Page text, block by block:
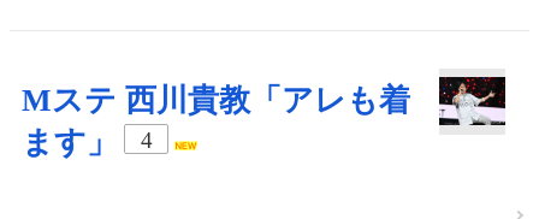
Mステ 西川貴教「アレも着
ます」
4